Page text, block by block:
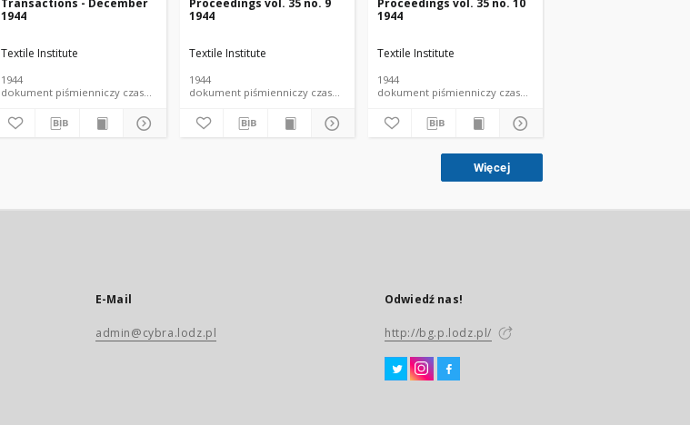
Transactions - December
1944
Textile Institute
1944
dokument piśmienniczy czasopismo
Proceedings vol. 35 no. 9
1944
Textile Institute
1944
dokument piśmienniczy czasopismo
Proceedings vol. 35 no. 10
1944
Textile Institute
1944
dokument piśmienniczy czasopismo
Więcej
E-Mail
admin@cybra.lodz.pl
Odwiedź nas!
http://bg.p.lodz.pl/